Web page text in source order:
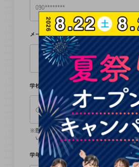
メールアドレス 必須
学校名
既卒の方は卒業学校、留学生の方は、日
い。
学年 必須